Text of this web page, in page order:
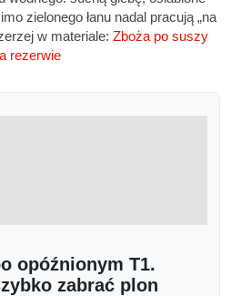
zielonego łanu nadal pracują „na
w materiale: Zboża po suszy
rezerwie
opóźnionym T1.
zabrać plon